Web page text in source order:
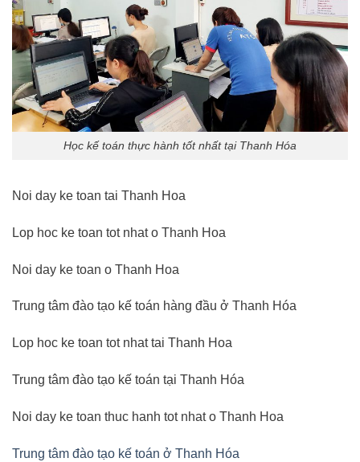
Học kế toán thực hành tốt nhất tại Thanh Hóa
Noi day ke toan tai Thanh Hoa
Lop hoc ke toan tot nhat o Thanh Hoa
Noi day ke toan o Thanh Hoa
Trung tâm đào tạo kế toán hàng đầu ở Thanh Hóa
Lop hoc ke toan tot nhat tai Thanh Hoa
Trung tâm đào tạo kế toán tại Thanh Hóa
Noi day ke toan thuc hanh tot nhat o Thanh Hoa
Trung tâm đào tạo kế toán ở Thanh Hóa